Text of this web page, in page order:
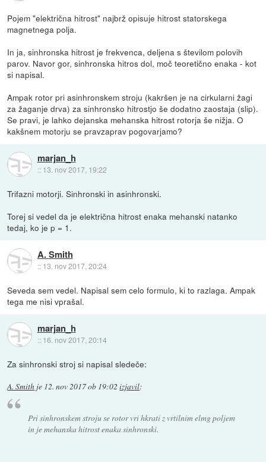
Pojem "električna hitrost" najbrž opisuje hitrost statorskega
magnetnega polja.
In ja, sinhronska hitrost je frekvenca, deljena s številom polovih
parov. Navor gor, sinhronska hitros dol, moč teoretično enaka - kot
si napisal.
Ampak rotor pri asinhronskem stroju (kakršen je na cirkularni žagi
za žaganje drva) za sinhronsko hitrostjo še dodatno zaostaja (slip).
Se pravi, je lahko dejanska mehanska hitrost rotorja še nižja. O
kakšnem motorju se pravzaprav pogovarjamo?
marjan_h
:: 13. nov 2017, 19:22
Trifazni motorji. Sinhronski in asinhronski.
Torej si vedel da je električna hitrost enaka mehanski natanko
tedaj, ko je p = 1.
A. Smith
:: 13. nov 2017, 20:24
Seveda sem vedel. Napisal sem celo formulo, ki to razlaga. Ampak
tega me nisi vprašal.
marjan_h
:: 16. nov 2017, 20:14
Za sinhronski stroj si napisal sledeče:
A. Smith je 12. nov 2017 ob 19:02 izjavil:
Pri sinhronskem stroju se rotor vri hkrati z vrtilnim elmg poljem
in je mehanska hitrost enaka sinhronski.